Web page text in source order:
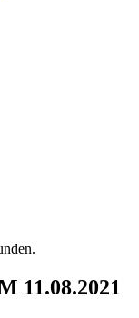
11.08.2021